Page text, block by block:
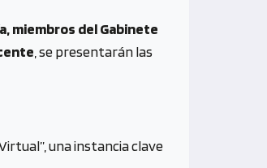
miembros del Gabinete
, se presentarán las
una instancia clave